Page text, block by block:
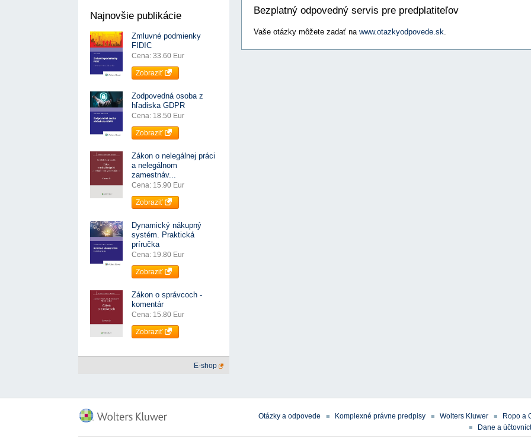
Bezplatný odpovedný servis pre predplatiteľov
Vaše otázky môžete zadať na www.otazkyodpovede.sk.
Najnovšie publikácie
Zmluvné podmienky
FIDIC
Cena: 33.60 Eur
Zobraziť
Zodpovedná osoba z
hľadiska GDPR
Cena: 18.50 Eur
Zobraziť
Zákon o nelegálnej práci
a nelegálnom
zamestnáv...
Cena: 15.90 Eur
Zobraziť
Dynamický nákupný
systém. Praktická
príručka
Cena: 19.80 Eur
Zobraziť
Zákon o správcoch -
komentár
Cena: 15.80 Eur
Zobraziť
E-shop
Otázky a odpovede Komplexné právne predpisy Wolters Kluwer
Ropo a
Dane a